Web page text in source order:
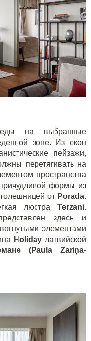
на выбранные
зоне. Из окон
пейзажи,
перетягивать на
пространства
формы из
от Porada.
люстра Terzani.
здесь и
элементами
Holiday латвийской
(Paula Zariņa-